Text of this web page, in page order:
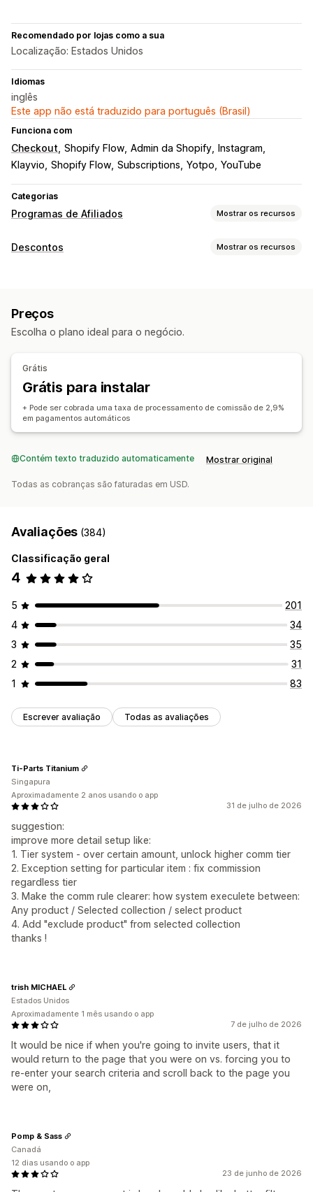
Recomendado por lojas como a sua
Localização: Estados Unidos
Idiomas
inglês
Este app não está traduzido para português (Brasil)
Funciona com
Checkout Shopify Flow Admin da Shopify
Instagram
Klayvio Shopify Flow Subscriptions Yotpo YouTube
Categorias
Programas de Afiliados Mostrar os recursos
Opções de comissão
Gerenciamento de indicação
Descontos
Experiência de afiliado
Criação de página Registro personalizado
Descontos e links personalizados
Pagamentos
Descontos Mostrar os recursos
Taxas de frete
Preços
Escolha o plano ideal para o negócio.
Grátis
Grátis para instalar
+ Pode ser cobrada uma taxa de processamento de comissão de 2,9%
em pagamentos automáticos
Contém texto traduzido automaticamente Mostrar original
Todas as cobranças são faturadas em USD.
Avaliações (384)
Classificação geral
4
5
201
4
34
3
35
2
31
1
83
Escrever avaliação Todas as avaliações
31 de julho de 2026
suggestion:
improve more detail setup like:
1. Tier system - over certain amount, unlock higher comm tier
2. Exception setting for particular item : fix commission
regardless tier
3. Make the comm rule clearer: how system execulete between:
Any product / Selected collection / select product
4. Add "exclude product" from selected collection
thanks !
Ti-Parts Titanium
Singapura
Aproximadamente 2 anos usando o app
7 de julho de 2026
It would be nice if when you're going to invite users, that it
would return to the page that you were on vs. forcing you to
re-enter your search criteria and scroll back to the page you
were on,
trish MICHAEL
Estados Unidos
Aproximadamente 1 mês usando o app
23 de junho de 2026
Pomp & Sass
Canadá
12 dias usando o app